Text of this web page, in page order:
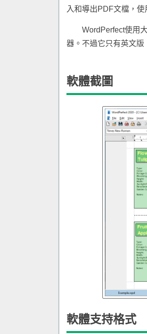
入和導出PDF文檔，
WordPerfect使用
器。不過它只有英文版
軟體截圖
軟體支持格式